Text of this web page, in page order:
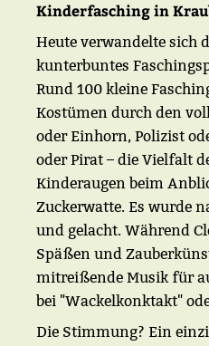
Kinderfasching in
Heute verwandelte sich
kunterbuntes
Rund 100 kleine
Kostümen durch den
oder Einhorn, Polizist
oder Pirat – die Vielfalt
Kinderaugen beim
Zuckerwatte. Es wurde
und gelacht. Während
Späßen und
mitreißende Musik für
bei "Wackelkonktakt"
Die Stimmung? Ein